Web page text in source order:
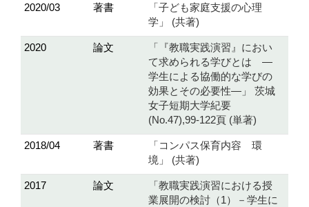
2020/03
著書
「子ども家庭支援の心理
学」 (共著)
2020 論文
「『教職実践演習』におい
て求められる学びとは ―
学生による協働的な学びの
効果とその必要性―」 茨城
女子短期大学紀要
(No.47),99-122頁 (単著)
2018/04 著書
「コンパス保育内容 環
境」 (共著)
2017 論文
「教職実践演習における授
業展開の検討（1）－学生に